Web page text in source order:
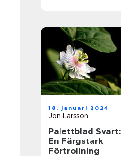
18. januari 2024
Jon Larsson
Palettblad Svart:
En Färgstark
Förtrollning